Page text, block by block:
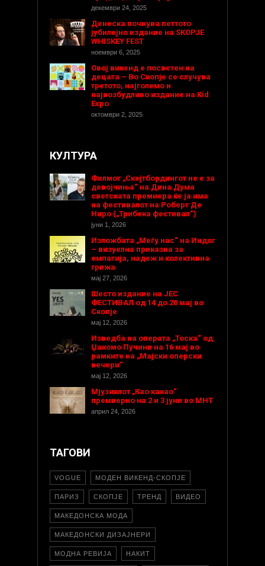
декември 24, 2025
Денеска почнува петтото
јубилејно издание на SKOPJE
WHISKEY FEST
ноември 6, 2025
Овој викенд е посветен на
децата – Во Скопје се случува
третото, најголемо и
највозбудливо издание на Kid
Expo
октомври 2, 2025
КУЛТУРА
Филмот „Скејтбордингот не е за
девојчиња“ на Дина Дума
светската премиера ќе ја има
на фестивалот на Роберт Де
Ниро („Трибека фестивал“)
јуни 1, 2026
Изложбата „Меѓу нас“ на Индог
– визуелна приказна за
емпатија, надеж и колективна
грижа
мај 27, 2026
Шесто издание на ЈЕС
ФЕСТИВАЛ од 14 до 20 мај во
Скопје
мај 12, 2026
Изведба на операта „Тоска“ од
Џакомо Пучини на 16 мај во
рамките на „Мајски оперски
вечери“
мај 12, 2026
Мјузиклот „Као какао“
премиерно на 2 и 3 јуни во МНТ
април 24, 2026
ТАГОВИ
VOGUE МОДЕН ВИКЕНД-СКОПЈЕ
ПАРИЗ СКОПЈЕ ТРЕНД ВИДЕО
МАКЕДОНСКА МОДА
МАКЕДОНСКИ ДИЗАЈНЕРИ
МОДНА РЕВИЈА НАКИТ